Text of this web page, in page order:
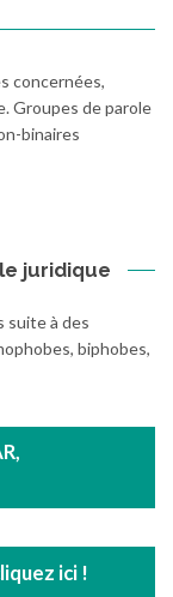
concernées,
Groupes de parole
binaires
juridique
suite à des
biphobes,
ici !